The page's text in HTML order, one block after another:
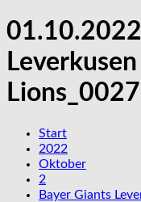
Lions_0027
Start
2022
Oktober
2
Bayer Giants